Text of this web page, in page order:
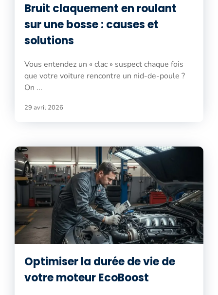
Bruit claquement en roulant
sur une bosse : causes et
solutions
Vous entendez un « clac » suspect chaque fois
que votre voiture rencontre un nid-de-poule ?
On ...
29 avril 2026
Optimiser la durée de vie de
votre moteur EcoBoost